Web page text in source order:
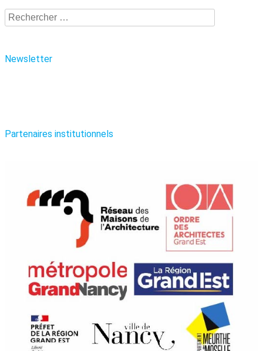
Recherche
Newsletter
Partenaires institutionnels